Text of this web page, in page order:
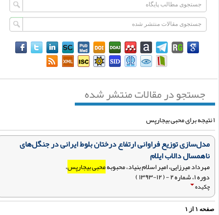
جستجو در مقالات منتشر شده
مدل‌سازی توزیع فراوانی ارتفاع درختان بلوط ایرانی در جنگل‌های
ناهمسال دالاب ایلام
مهرداد میرزایی، امیر اسلام بنیاد، محبوبهمحبی بیجارپس،
دوره ۱، شماره ۲ - ( ۱۲-۱۳۹۳ )
چکیده
۱از ۱